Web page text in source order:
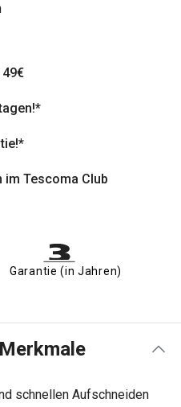
im Tescoma Club
Garantie (in Jahren)
schnellen Aufschneiden